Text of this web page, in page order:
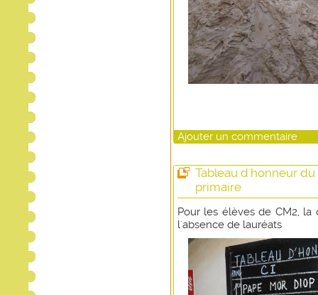
Ajouter un commentaire
Tableau d'honneur
primaire
Pour les élèves de CM2,
l'absence de lauréats